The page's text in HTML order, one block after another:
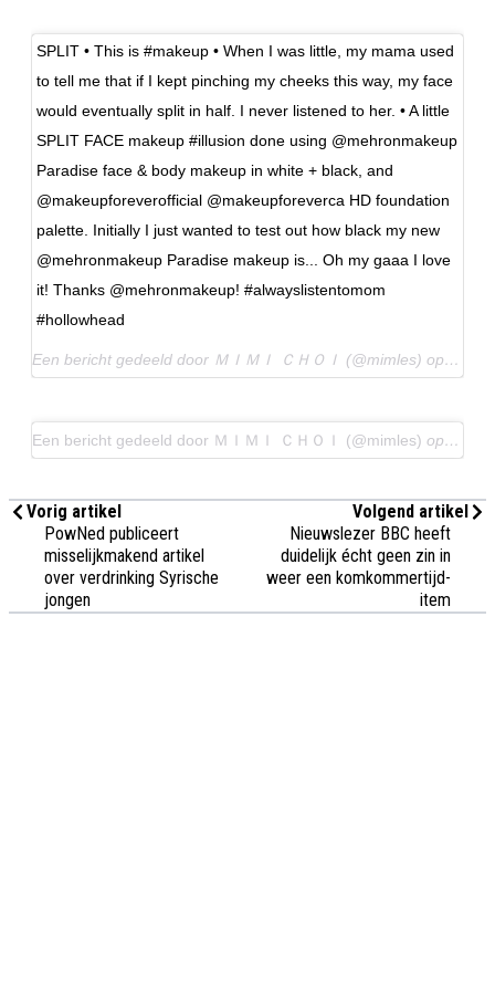
SPLIT • This is #makeup • When I was little, my mama used
to tell me that if I kept pinching my cheeks this way, my face
would eventually split in half. I never listened to her. • A little
SPLIT FACE makeup #illusion done using @mehronmakeup
Paradise face & body makeup in white + black, and
@makeupforeverofficial @makeupforeverca HD foundation
palette. Initially I just wanted to test out how black my new
@mehronmakeup Paradise makeup is... Oh my gaaa I love
it! Thanks @mehronmakeup! #alwayslistentomom
#hollowhead
Een bericht gedeeld door ＭＩＭＩ ＣＨＯＩ (@mimles) op11
Een bericht gedeeld door ＭＩＭＩ ＣＨＯＩ (@mimles) op 28
Vorig artikel
PowNed publiceert
misselijkmakend artikel
over verdrinking Syrische
jongen
Volgend artikel
Nieuwslezer BBC heeft
duidelijk écht geen zin in
weer een komkommertijd-
item